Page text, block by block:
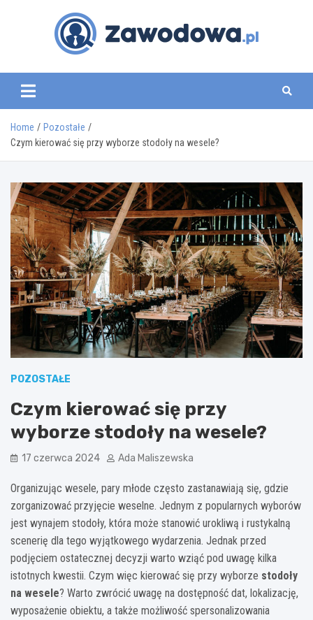
zawodowa.pl
Home
Pozostałe
Czym kierować się przy wyborze stodoły na wesele?
POZOSTAŁE
Czym kierować się przy
wyborze stodoły na wesele?
17 czerwca 2024 Ada Maliszewska
Organizując wesele, pary młode często zastanawiają się, gdzie
zorganizować przyjęcie weselne. Jednym z popularnych wyborów
jest wynajem stodoły, która może stanowić urokliwą i rustykalną
scenerię dla tego wyjątkowego wydarzenia. Jednak przed
podjęciem ostatecznej decyzji warto wziąć pod uwagę kilka
istotnych kwestii. Czym więc kierować się przy wyborze stodoły
na wesele? Warto zwrócić uwagę na dostępność dat, lokalizację,
wyposażenie obiektu, a także możliwość spersonalizowania